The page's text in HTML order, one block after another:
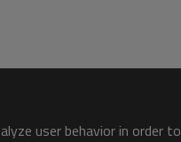
user behavior in